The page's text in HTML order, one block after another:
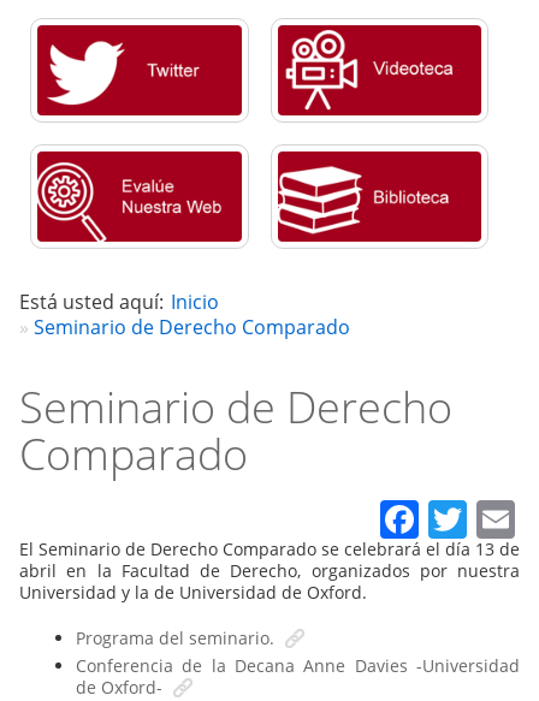
Está usted aquí: Inicio
Seminario de Derecho Comparado
Seminario de Derecho
Comparado
El Seminario de Derecho Comparado se celebrará el día 13 de
abril en la Facultad de Derecho, organizados por nuestra
Universidad y la de Universidad de Oxford.
Programa del seminario.
Conferencia de la Decana Anne Davies -Universidad
de Oxford-